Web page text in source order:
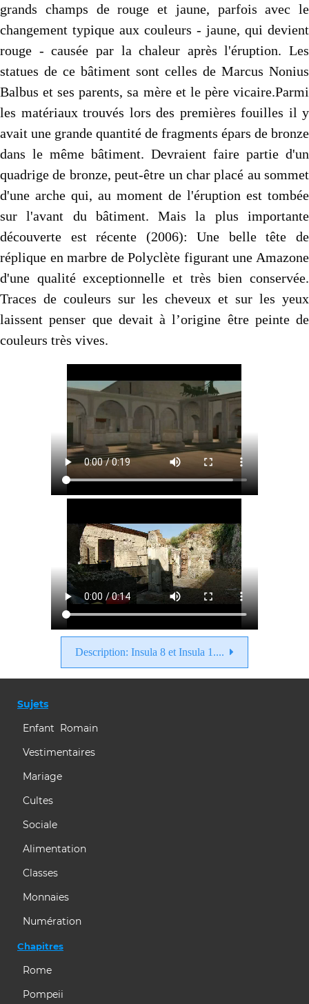
grands champs de rouge et jaune, parfois avec le
changement typique aux couleurs - jaune, qui devient
rouge - causée par la chaleur après l'éruption. Les
statues de ce bâtiment sont celles de Marcus Nonius
Balbus et ses parents, sa mère et le père vicaire.Parmi
les matériaux trouvés lors des premières fouilles il y
avait une grande quantité de fragments épars de bronze
dans le même bâtiment. Devraient faire partie d'un
quadrige de bronze, peut-être un char placé au sommet
d'une arche qui, au moment de l'éruption est tombée
sur l'avant du bâtiment. Mais la plus importante
découverte est récente (2006): Une belle tête de
réplique en marbre de Polyclète figurant une Amazone
d'une qualité exceptionnelle et très bien conservée.
Traces de couleurs sur les cheveux et sur les yeux
laissent penser que devait à l’origine être peinte de
couleurs très vives.
Description: Insula 8 et Insula 1....
Sujets
Enfant Romain
Vestimentaires
Mariage
Cultes
Sociale
Alimentation
Classes
Monnaies
Numération
Chapitres
Rome
Pompeii